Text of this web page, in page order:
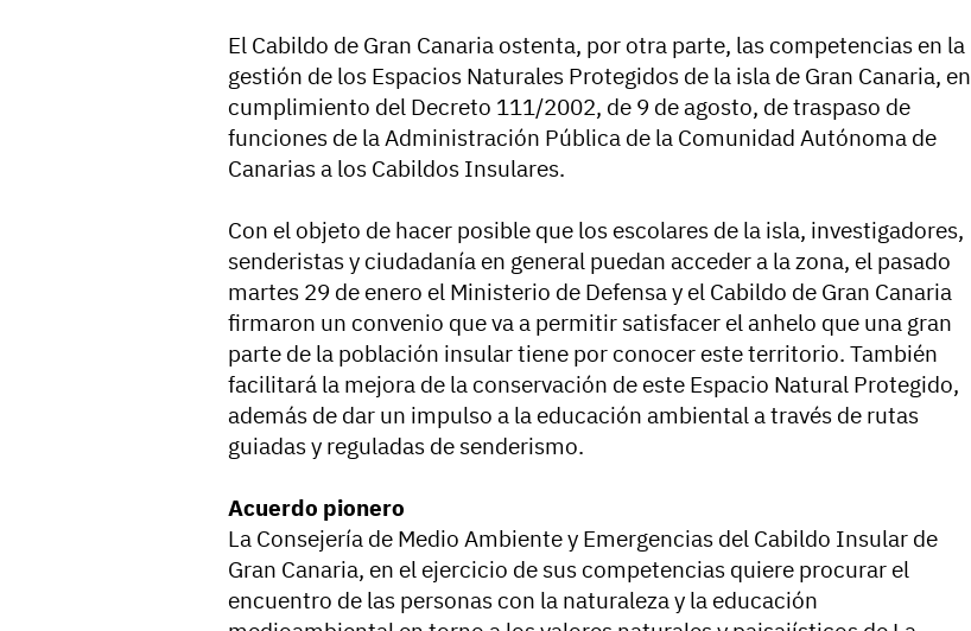
El Cabildo de Gran Canaria ostenta, por otra parte, las competencias en la
gestión de los Espacios Naturales Protegidos de la isla de Gran Canaria, en
cumplimiento del Decreto 111/2002, de 9 de agosto, de traspaso de
funciones de la Administración Pública de la Comunidad Autónoma de
Canarias a los Cabildos Insulares.
Con el objeto de hacer posible que los escolares de la isla, investigadores,
senderistas y ciudadanía en general puedan acceder a la zona, el pasado
martes 29 de enero el Ministerio de Defensa y el Cabildo de Gran Canaria
firmaron un convenio que va a permitir satisfacer el anhelo que una gran
parte de la población insular tiene por conocer este territorio. También
facilitará la mejora de la conservación de este Espacio Natural Protegido,
además de dar un impulso a la educación ambiental a través de rutas
guiadas y reguladas de senderismo.
Acuerdo pionero
La Consejería de Medio Ambiente y Emergencias del Cabildo Insular de
Gran Canaria, en el ejercicio de sus competencias quiere procurar el
encuentro de las personas con la naturaleza y la educación